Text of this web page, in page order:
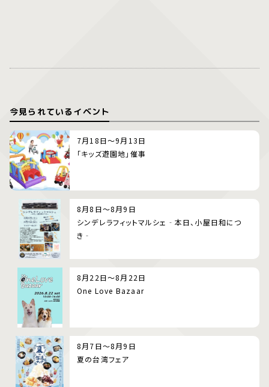
今見られているイベント
7月18日～9月13日
「キッズ遊園地」催事
8月8日～8月9日
シンデレラフィットマルシェ‐本日、小屋日和につ
き‐
8月22日～8月22日
One Love Bazaar
8月7日～8月9日
夏の台湾フェア